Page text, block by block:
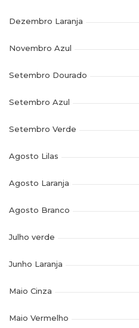
Dezembro Laranja
Novembro Azul
Setembro Dourado
Setembro Azul
Setembro Verde
Agosto Lilas
Agosto Laranja
Agosto Branco
Julho verde
Junho Laranja
Maio Cinza
Maio Vermelho